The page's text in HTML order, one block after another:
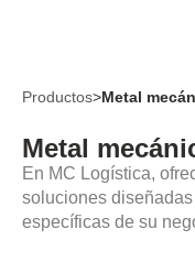
Productos>Metal
Metal
En MC Logística,
soluciones
específicas de su